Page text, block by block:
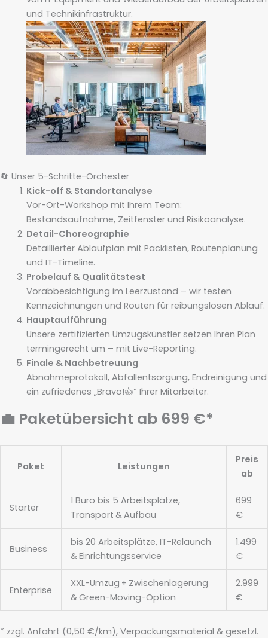
und Technikinfrastruktur.
🔄 Unser 5-Schritte-Orchester
Kick-off & Standortanalyse
Vor-Ort-Workshop mit Ihrem Team:
Bestandsaufnahme, Zeitfenster und Risiko­analyse.
Detail-Choreographie
Detaillierter Ablaufplan mit Packlisten, Routenplanung
und IT-Timeline.
Probelauf & Qualitätstest
Vorabbesichtigung im Leerzustand – wir testen
Kennzeichnungen und Routen für reibungslosen Ablauf.
Hauptaufführung
Unsere zertifizierten Umzugskünstler setzen Ihren Plan
termingerecht um – mit Live-Reporting.
Finale & Nachbetreuung
Abnahme­protokoll, Abfall­entsorgung, Endreinigung und
ein zufriedenes „Bravo!👍“ Ihrer Mitarbeiter.
💼 Paketübersicht ab 699 €*
Paket Leistungen
Preis
ab
Starter
1 Büro bis 5 Arbeitsplätze,
Transport & Aufbau
699
€
Business
bis 20 Arbeitsplätze, IT-Relaunch
& Einrichtungsservice
1.499
€
Enterprise
XXL-Umzug + Zwischenlagerung
& Green-Moving-Option
2.999
€
* zzgl. Anfahrt (0,50 €/km), Verpackungsmaterial & gesetzl.